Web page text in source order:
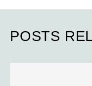
POSTS